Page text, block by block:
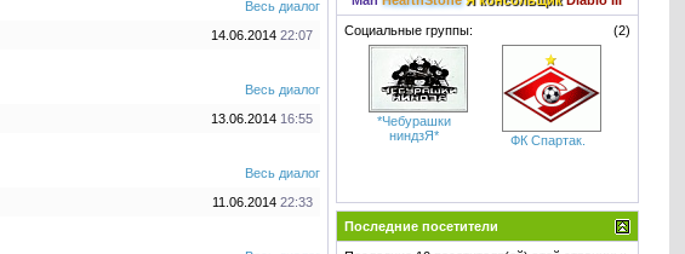
Весь диалог
14.06.2014 22:07
Весь диалог
13.06.2014 16:55
Весь диалог
11.06.2014 22:33
(2)
Социальные группы:
*Чебурашки
ниндзЯ*
ФК Спартак.
Последние посетители